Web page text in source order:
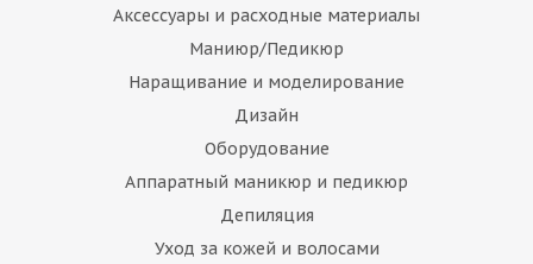
Аксессуары и расходные материалы
Маниюр/Педикюр
Наращивание и моделирование
Дизайн
Оборудование
Аппаратный маникюр и педикюр
Депиляция
Уход за кожей и волосами